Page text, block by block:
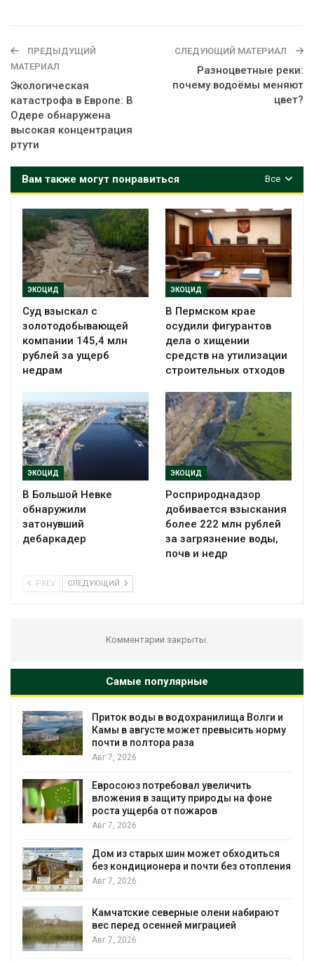
ПРЕДЫДУЩИЙ
МАТЕРИАЛ
Экологическая
катастрофа в Европе: В
Одере обнаружена
высокая концентрация
ртути
СЛЕДУЮЩИЙ МАТЕРИАЛ
Разноцветные реки:
почему водоёмы меняют
цвет?
Все
Вам также могут понравиться
ЭКОЦИД
Суд взыскал с
золотодобывающей
компании 145,4 млн
рублей за ущерб
недрам
ЭКОЦИД
В Пермском крае
осудили фигурантов
дела о хищении
средств на утилизации
строительных отходов
ЭКОЦИД
В Большой Невке
обнаружили
затонувший
дебаркадер
ЭКОЦИД
Росприроднадзор
добивается взыскания
более 222 млн рублей
за загрязнение воды,
почв и недр
PREV СЛЕДУЮЩИЙ
Комментарии закрыты.
Самые популярные
Приток воды в водохранилища Волги и
Камы в августе может превысить норму
почти в полтора раза
Авг 7, 2026
Евросоюз потребовал увеличить
вложения в защиту природы на фоне
роста ущерба от пожаров
Авг 7, 2026
Дом из старых шин может обходиться
без кондиционера и почти без отопления
Авг 7, 2026
Камчатские северные олени набирают
вес перед осенней миграцией
Авг 7, 2026